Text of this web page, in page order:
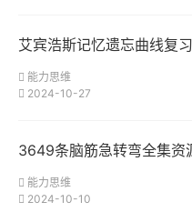
艾宾浩斯记忆遗忘曲线复
能力思维
2024-10-27
3649条脑筋急转弯全集资
能力思维
2024-10-10